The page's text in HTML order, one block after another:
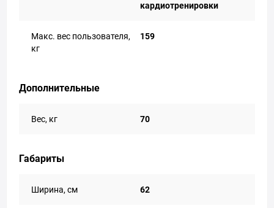
кардиотренировки
Макс. вес пользователя,
кг
159
Дополнительные
Вес, кг 70
Габариты
Ширина, см 62